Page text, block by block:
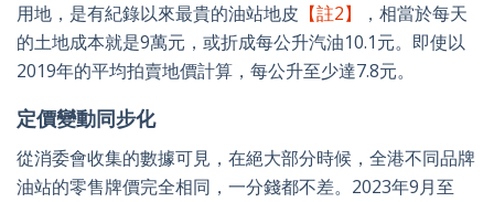
用地，是有紀錄以來最貴的油站地皮 【註2】
，相當於每天
的土地成本就是9萬元，或折成每公升汽油10.1元。即使以
2019年的平均拍賣地價計算，每公升至少達7.8元。
定價變動同步化
從消委會收集的數據可見，在絕大部分時候，全港不同品牌
油站的零售牌價完全相同，一分錢都不差。2023年9月至